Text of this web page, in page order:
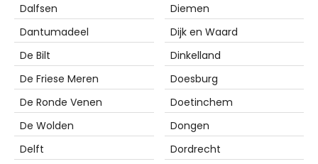
Dalfsen
Dantumadeel
De Bilt
De Friese Meren
De Ronde Venen
De Wolden
Delft
Diemen
Dijk en Waard
Dinkelland
Doesburg
Doetinchem
Dongen
Dordrecht